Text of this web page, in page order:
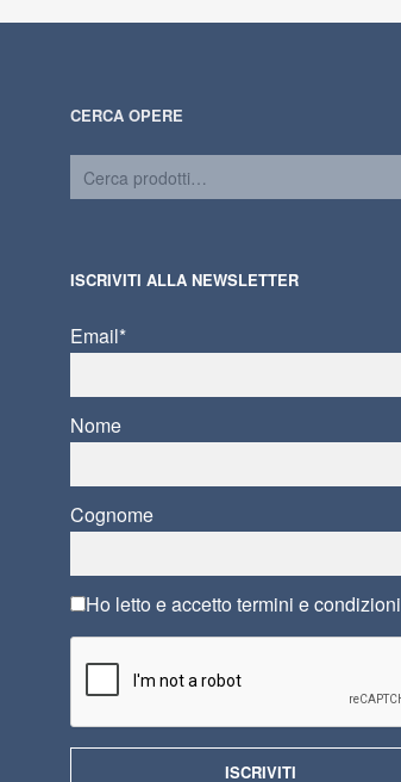
CERCA OPERE
ISCRIVITI ALLA NEWSLETTER
Email*
Nome
Cognome
Ho letto e accetto termini e condizioni